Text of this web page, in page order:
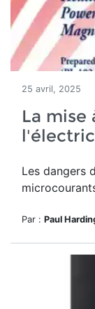
25 avril, 2025
La
Les dangers
Par : Paul